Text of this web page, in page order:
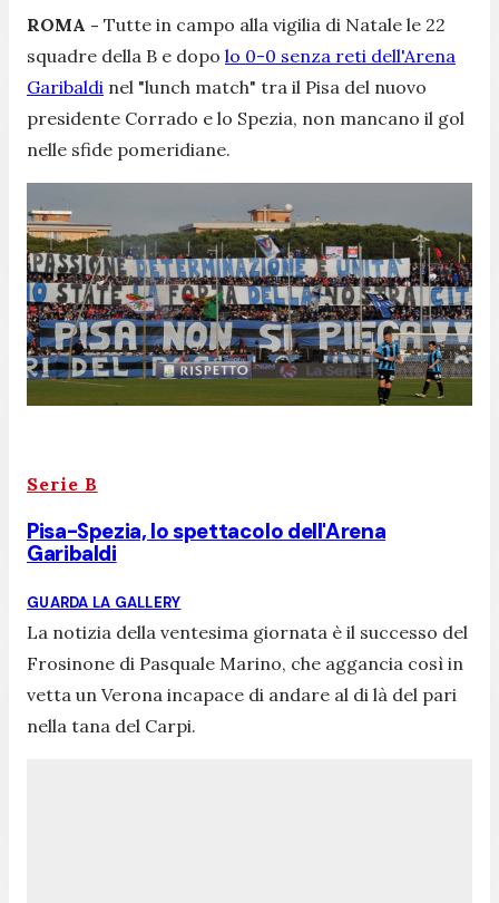
ROMA - Tutte in campo alla vigilia di Natale le 22
squadre della B e dopo lo 0-0 senza reti dell'Arena
Garibaldi nel "lunch match" tra il Pisa del nuovo
presidente Corrado e lo Spezia, non mancano il gol
nelle sfide pomeridiane.
Serie B
Pisa-Spezia, lo spettacolo dell'Arena
Garibaldi
GUARDA LA GALLERY
La notizia della ventesima giornata è il successo del
Frosinone di Pasquale Marino, che aggancia così in
vetta un Verona incapace di andare al di là del pari
nella tana del Carpi.